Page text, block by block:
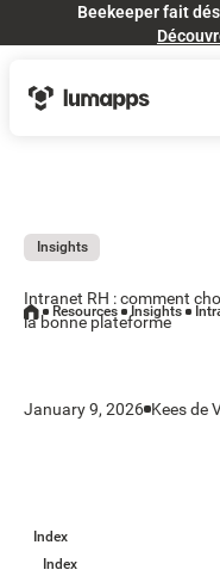
Beekeeper fait
Insights
Intranet RH : comment
la bonne plateforme
January 9, 2026 Kees de
Resources Insights
Index
Index